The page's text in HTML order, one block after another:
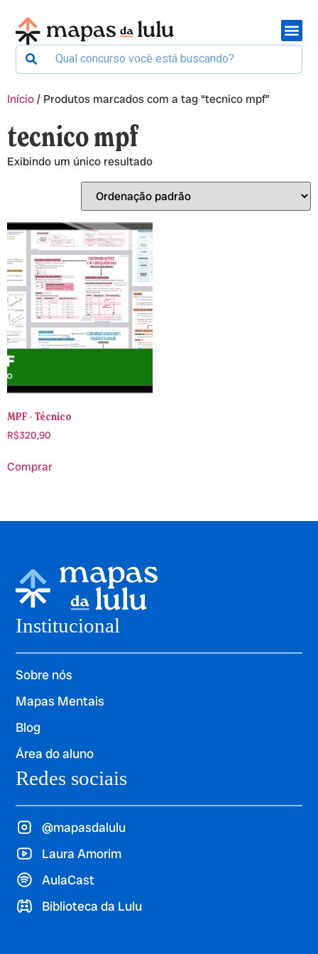
Início/ Produtos marcados com a tag “tecnico mpf”
tecnico mpf
Exibindo um único resultado
MPF - Técnico
R$320,90
Comprar
Institucional
Sobre nós
Mapas Mentais
Blog
Área do aluno
Redes sociais
@mapasdalulu
Laura Amorim
AulaCast
Biblioteca da Lulu